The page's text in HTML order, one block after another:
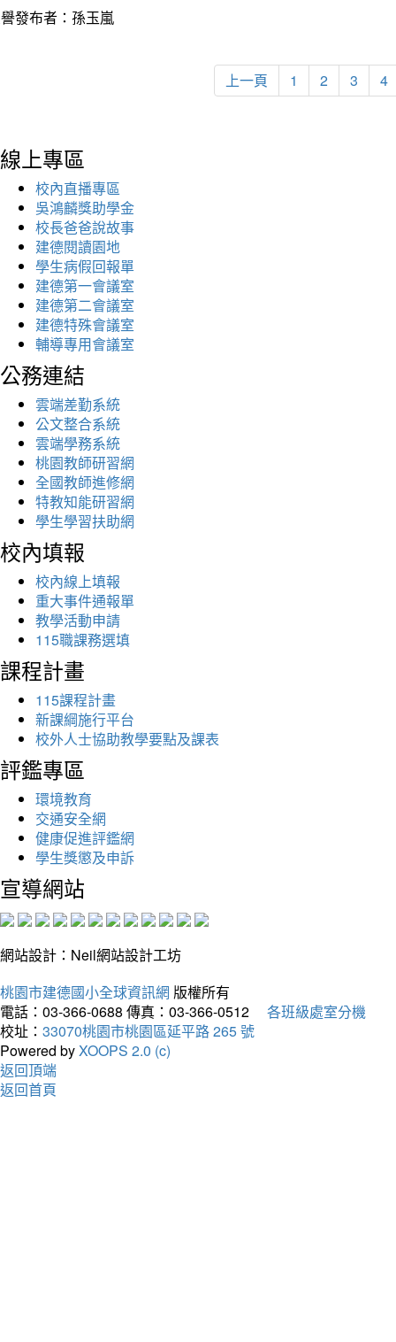
發布者：孫玉嵐
上一頁 1 2 3 4
線上專區
校內直播專區
吳鴻麟獎助學金
校長爸爸說故事
建德閱讀園地
學生病假回報單
建德第一會議室
建德第二會議室
建德特殊會議室
輔導專用會議室
公務連結
雲端差勤系統
公文整合系統
雲端學務系統
桃園教師研習網
全國教師進修網
特教知能研習網
學生學習扶助網
校內填報
校內線上填報
重大事件通報單
教學活動申請
115職課務選填
課程計畫
115課程計畫
新課綱施行平台
校外人士協助教學要點及課表
評鑑專區
環境教育
交通安全網
健康促進評鑑網
學生獎懲及申訴
宣導網站
網站設計：Neil網站設計工坊
桃園市建德國小全球資訊網 版權所有
電話：03-366-0688 傳真：03-366-0512
各班級處室分機
校址： 33070桃園市桃園區延平路 265 號
Powered byXOOPS 2.0 (c)
返回頂端
返回首頁